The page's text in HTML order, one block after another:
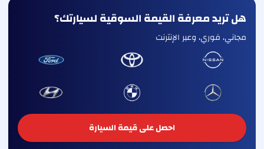
هل تريد معرفة القيمة السوقية لسيارتك؟
مجاني، فوري، وعبر الإنترنت
احصل على قيمة السيارة